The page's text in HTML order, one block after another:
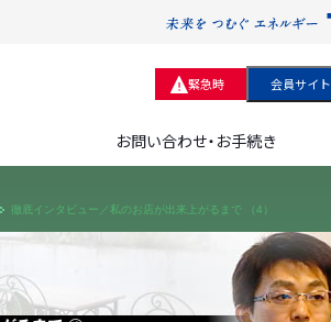
緊急時 会員サイト
お問い合わせ・お手続き
徹底インタビュー／私のお店が出来上がるまで （4）